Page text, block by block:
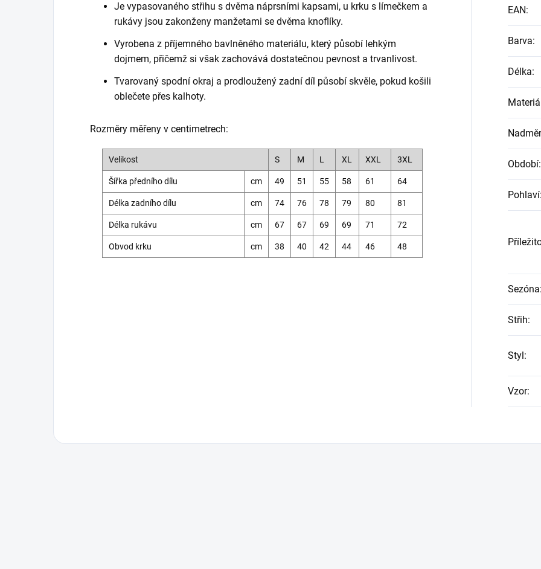
Je vypasovaného střihu s dvěma náprsními kapsami, u krku s límečkem a
rukávy jsou zakonženy manžetami se dvěma knoflíky.
Vyrobena z příjemného bavlněného materiálu, který působí lehkým
dojmem, přičemž si však zachovává dostatečnou pevnost a trvanlivost.
Tvarovaný spodní okraj a prodloužený zadní díl působí skvěle, pokud košili
oblečete přes kalhoty.
Rozměry měřeny v centimetrech:
Velikost S M L XL XXL 3XL
Šířka předního dílu cm 49 51 55 58 61 64
Délka zadního dílu cm 74 76 78 79 80 81
Délka rukávu cm 67 67 69 69 71 72
Obvod krku cm 38 40 42 44 46 48
EAN:
Barva:
Délka:
Období:
Pohlaví
Sezóna
Střih:
Styl :
Vzor: